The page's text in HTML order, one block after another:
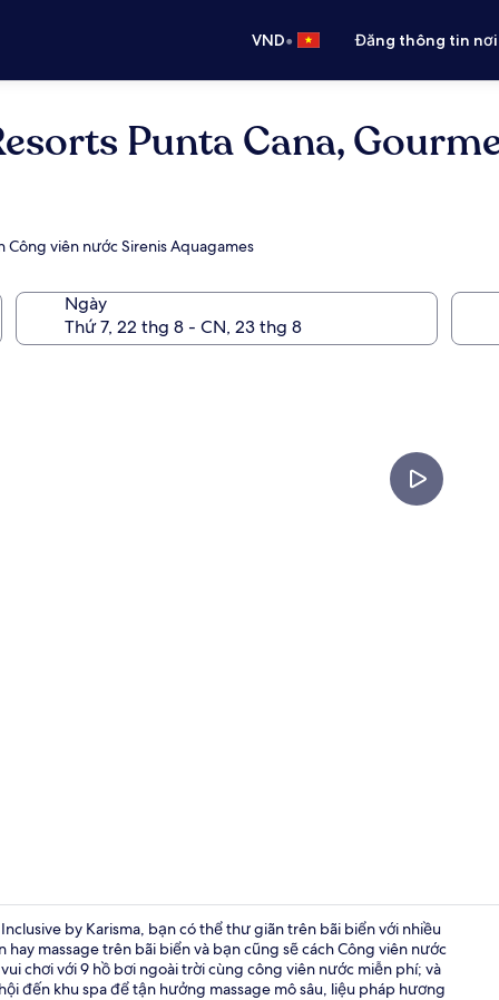
VND• Đăng thông tin
Punta Cana,
viên nước Sirenis Aquagames
Ngày
9 nhà hàng;
by Karisma, bạn có thể thư giãn trên bãi biển với nhiều
massage trên bãi biển và bạn cũng sẽ cách Công viên nước
chơi với 9 hồ bơi ngoài trời cùng công viên nước miễn phí; và
đến khu spa để tận hưởng massage mô sâu, liệu pháp hương